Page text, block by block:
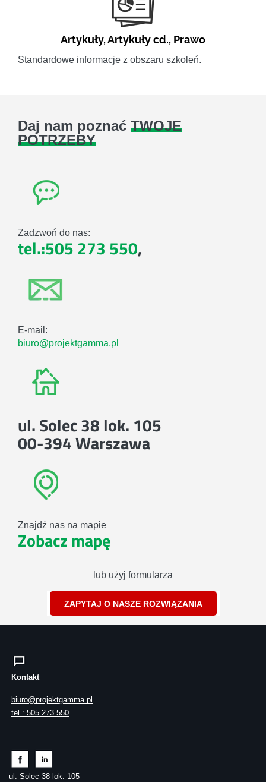
Artykuły,Artykuły cd., Prawo
Standardowe informacje z obszaru szkoleń.
Daj nam poznać TWOJE
POTRZEBY
Zadzwoń do nas:
tel.:505 273 550,
E-mail:
biuro@projektgamma.pl
ul. Solec 38 lok. 105
00-394 Warszawa
Znajdź nas na mapie
Zobacz mapę
lub użyj formularza
ZAPYTAJ O NASZE ROZWIĄZANIA
Kontakt
biuro@projektgamma.pl
tel.: 505 273 550
ul. Solec 38 lok. 105